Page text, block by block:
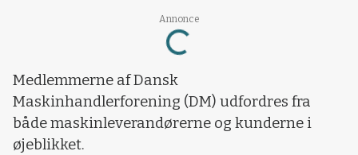
Annonce
Loading...
Medlemmerne af Dansk
Maskinhandlerforening (DM) udfordres fra
både maskinleverandørerne og kunderne i
øjeblikket.